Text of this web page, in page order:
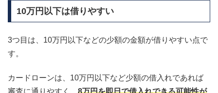
10万円以下は借りやすい
3つ目は、10万円以下などの少額の金額が借りやすい点で
す。
カードローンは、10万円以下など少額の借入れであれば